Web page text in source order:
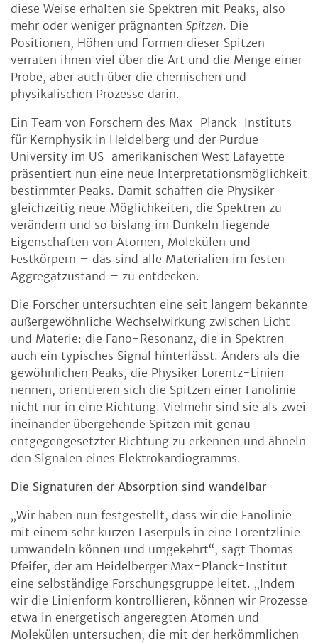
diese Weise erhalten sie Spektren mit Peaks, also
mehr oder weniger prägnanten Spitzen. Die
Positionen, Höhen und Formen dieser Spitzen
verraten ihnen viel über die Art und die Menge einer
Probe, aber auch über die chemischen und
physikalischen Prozesse darin.
Ein Team von Forschern des Max-Planck-Instituts
für Kernphysik in Heidelberg und der Purdue
University im US-amerikanischen West Lafayette
präsentiert nun eine neue Interpretationsmöglichkeit
bestimmter Peaks. Damit schaffen die Physiker
gleichzeitig neue Möglichkeiten, die Spektren zu
verändern und so bislang im Dunkeln liegende
Eigenschaften von Atomen, Molekülen und
Festkörpern – das sind alle Materialien im festen
Aggregatzustand – zu entdecken.
Die Forscher untersuchten eine seit langem bekannte
außergewöhnliche Wechselwirkung zwischen Licht
und Materie: die Fano-Resonanz, die in Spektren
auch ein typisches Signal hinterlässt. Anders als die
gewöhnlichen Peaks, die Physiker Lorentz-Linien
nennen, orientieren sich die Spitzen einer Fanolinie
nicht nur in eine Richtung. Vielmehr sind sie als zwei
ineinander übergehende Spitzen mit genau
entgegengesetzter Richtung zu erkennen und ähneln
den Signalen eines Elektrokardiogramms.
Die Signaturen der Absorption sind wandelbar
„Wir haben nun festgestellt, dass wir die Fanolinie
mit einem sehr kurzen Laserpuls in eine Lorentzlinie
umwandeln können und umgekehrt“, sagt Thomas
Pfeifer, der am Heidelberger Max-Planck-Institut
eine selbständige Forschungsgruppe leitet. „Indem
wir die Linienform kontrollieren, können wir Prozesse
etwa in energetisch angeregten Atomen und
Molekülen untersuchen, die mit der herkömmlichen